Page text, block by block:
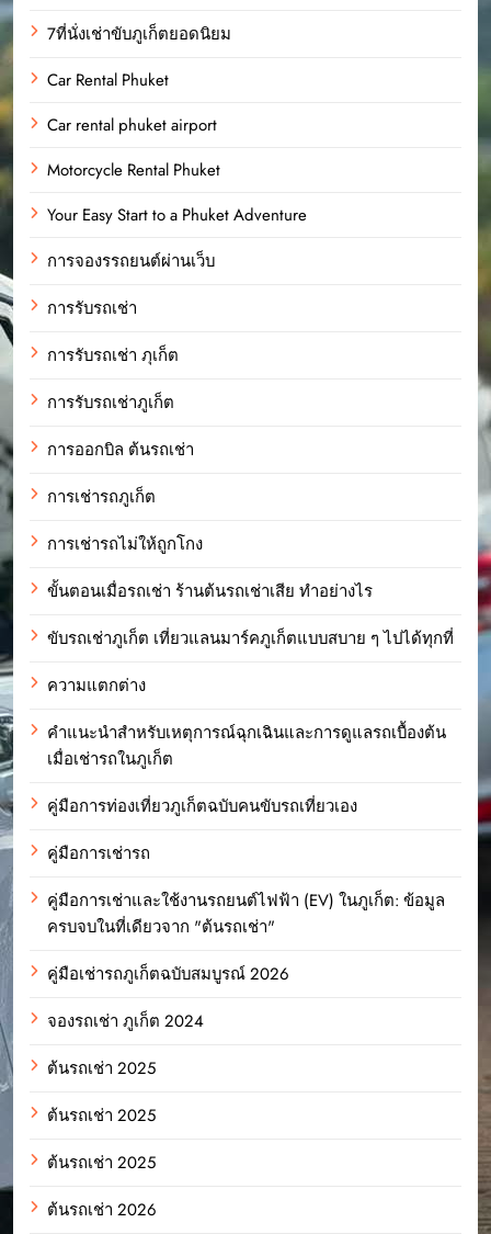
7ที่นั่งเช่าขับภูเก็ตยอดนิยม
Car Rental Phuket
Car rental phuket airport
Motorcycle Rental Phuket
Your Easy Start to a Phuket Adventure
การจองรรถยนต์ผ่านเว็บ
การรับรถเช่า
การรับรถเช่า ภุเก็ต
การรับรถเช่าภูเก็ต
การออกบิล ต้นรถเช่า
การเช่ารถภูเก็ต
การเช่ารถไม่ให้ถูกโกง
ขั้นตอนเมื่อรถเช่า ร้านต้นรถเช่าเสีย ทำอย่างไร
ขับรถเช่าภูเก็ต เที่ยวแลนมาร์คภูเก็ตแบบสบาย ๆ ไปได้ทุกที่
ความแตกต่าง
คำแนะนำสำหรับเหตุการณ์ฉุกเฉินและการดูแลรถเบื้องต้น
เมื่อเช่ารถในภูเก็ต
คู่มือการท่องเที่ยวภูเก็ตฉบับคนขับรถเที่ยวเอง
คู่มือการเช่ารถ
คู่มือการเช่าและใช้งานรถยนต์ไฟฟ้า (EV) ในภูเก็ต: ข้อมูล
ครบจบในที่เดียวจาก "ต้นรถเช่า"
คู่มือเช่ารถภูเก็ตฉบับสมบูรณ์ 2026
จองรถเช่า ภูเก็ต 2024
ต้นรถเช่า 2025
ต้นรถเช่า 2025
ต้นรถเช่า 2025
ต้นรถเช่า 2026